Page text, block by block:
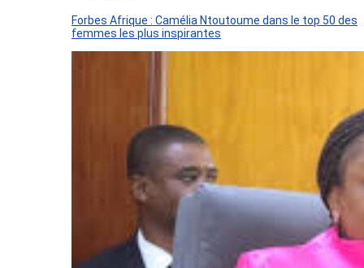
Forbes Afrique : Camélia Ntoutoume dans le top 50 des
femmes les plus inspirantes